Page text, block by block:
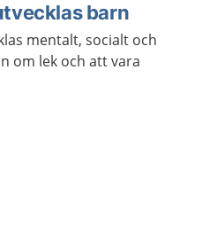
barn
mentalt, socialt och
om lek och att vara